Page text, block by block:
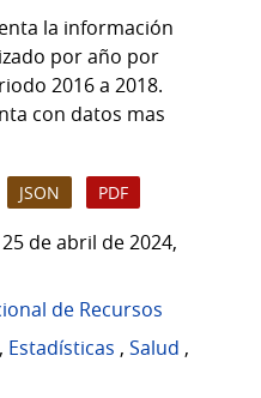
la información
por año por
2016 a 2018.
con datos mas
JSON PDF
25 de abril de 2024,
de Recursos
, Estadísticas , Salud ,